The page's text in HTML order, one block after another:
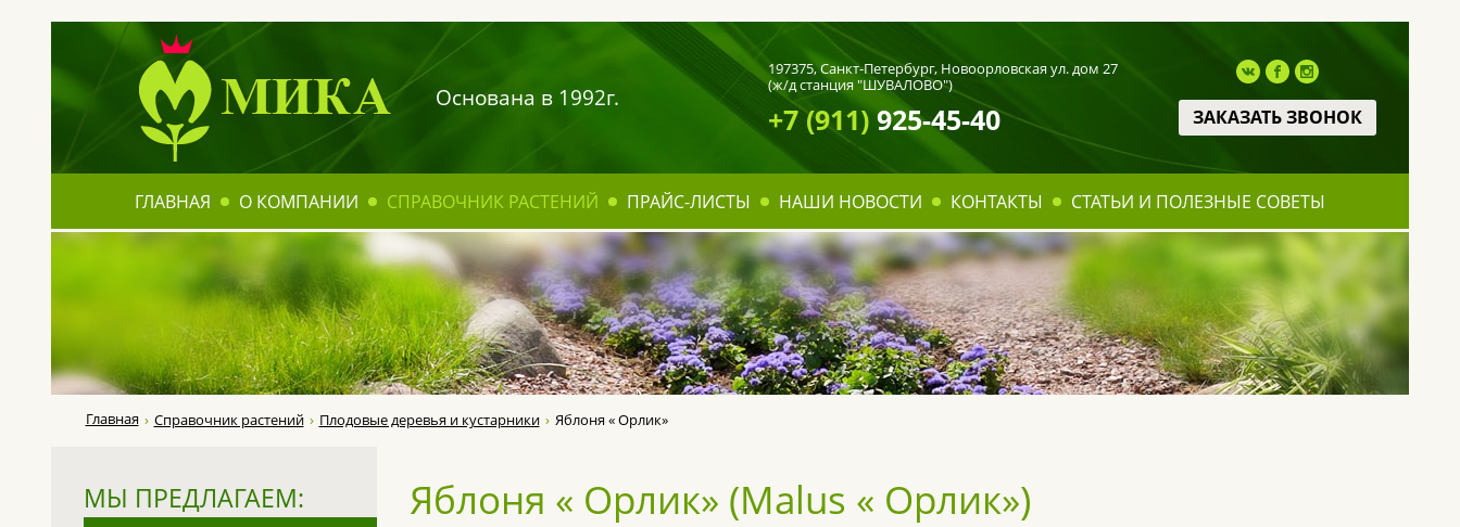
Основана в 1992г.
197375,Санкт-Петербург, Новоорловская ул. дом 27
(ж/д станция "ШУВАЛОВО")
+7 (911)925-45-40 ЗАКАЗАТЬ ЗВОНОК
ГЛАВНАЯ О КОМПАНИИ СПРАВОЧНИК РАСТЕНИЙ ПРАЙС-ЛИСТЫ НАШИ НОВОСТИ КОНТАКТЫ СТАТЬИ И ПОЛЕЗНЫЕ СОВЕТЫ
Главная Справочник растений Плодовые деревья и кустарники Яблоня « Орлик»
МЫ ПРЕДЛАГАЕМ: Яблоня « Орлик» (Malus « Орлик»)